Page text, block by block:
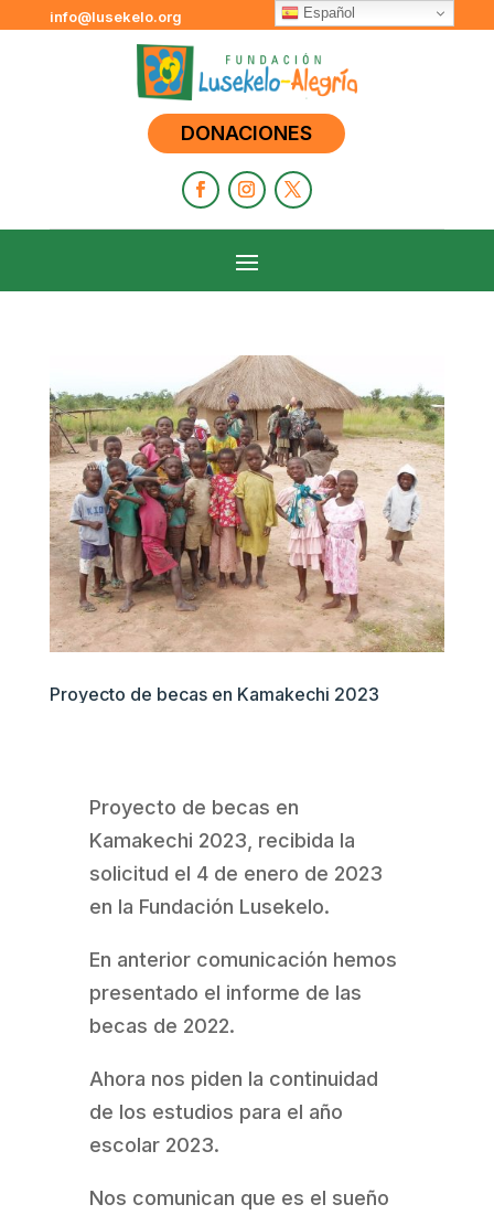
info@lusekelo.org
DONACIONES
Proyecto de becas en Kamakechi 2023
Proyecto de becas en
Kamakechi 2023, recibida la
solicitud el 4 de enero de 2023
en la Fundación Lusekelo.
En anterior comunicación hemos
presentado el informe de las
becas de 2022.
Ahora nos piden la continuidad
de los estudios para el año
escolar 2023.
Nos comunican que es el sueño
Español